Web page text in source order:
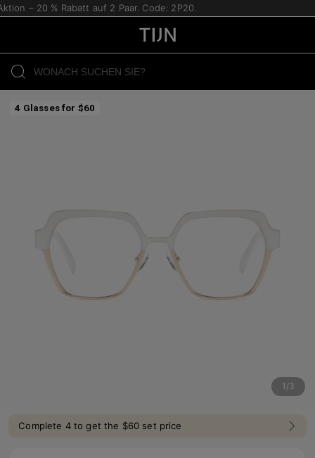
– 20 % Rabatt auf 2 Paar. Code: 2P20.
4 Glasses for $60
1 /3
Complete 4 to get the $60 set price